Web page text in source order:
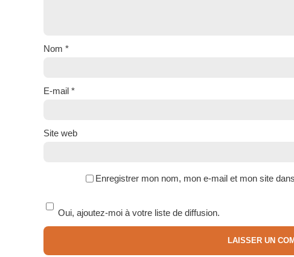
Nom *
E-mail *
Site web
Enregistrer mon nom, mon e-mail et mon site
Oui, ajoutez-moi à votre liste de diffusion.